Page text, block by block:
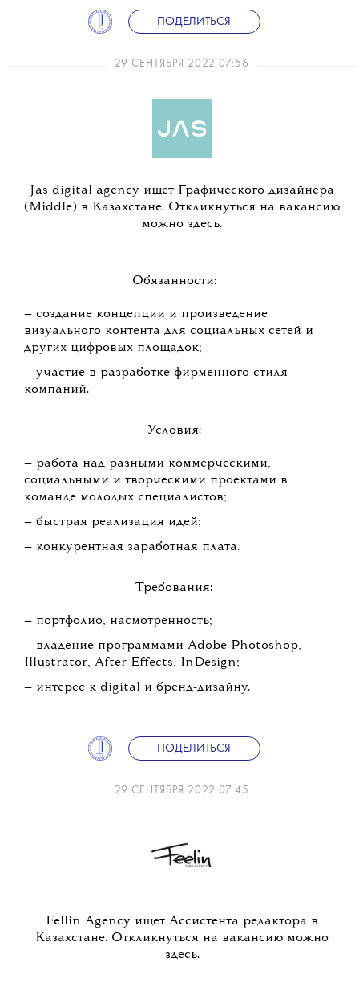
ПОДЕЛИТЬСЯ
29 СЕНТЯБРЯ 2022 07:56
Jas digital agency ищет Графического дизайнера
(Middle) в Казахстане. Откликнуться на вакансию
можно здесь.
Обязанности:
— создание концепции и произведение
визуального контента для социальных сетей и
других цифровых площадок;
— участие в разработке фирменного стиля
компаний.
Условия:
— ​​​​​​​работа над разными коммерческими,
социальными и творческими проектами в
команде молодых специалистов;
— быстрая реализация идей;
— конкурентная заработная плата.
Требования:
— ​​​​​​​портфолио, насмотренность;
— владение программами Adobe Photoshop,
Illustrator, After Effects, InDesign;
— интерес к digital и бренд-дизайну.
ПОДЕЛИТЬСЯ
29 СЕНТЯБРЯ 2022 07:45
Fellin Agency ищет Ассистента редактора в
Казахстане. Откликнуться на вакансию можно
здесь.